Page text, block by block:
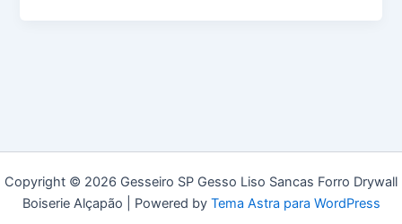
Copyright © 2026 Gesseiro SP Gesso Liso Sancas Forro Drywall
Boiserie Alçapão | Powered by Tema Astra para WordPress